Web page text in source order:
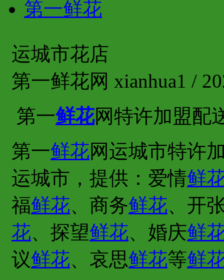
第一鲜花
运城市花店
第一鲜花网 xianhua1 /
第一鲜花网特许加盟
第一鲜花网运城市特许
运城市，提供：爱情鲜
福鲜花、商务鲜花、开
花、探望鲜花、婚庆鲜
议鲜花、哀思鲜花等鲜